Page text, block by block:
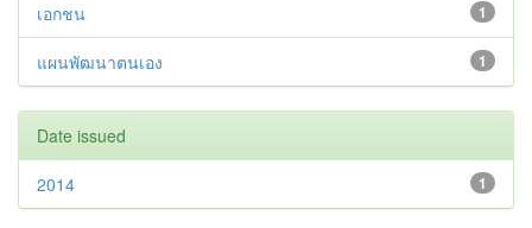
1
เอกชน
1
แผนพัฒนาตนเอง
Date issued
1
2014